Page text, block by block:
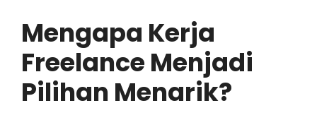
Mengapa Kerja
Freelance Menjadi
Pilihan Menarik?